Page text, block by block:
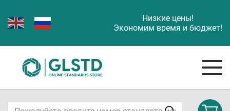
Низкие цены!
Экономим время и бюджет!